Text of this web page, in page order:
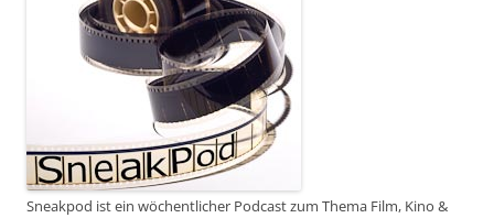
Sneakpod ist ein wöchentlicher Podcast zum Thema Film, Kino &